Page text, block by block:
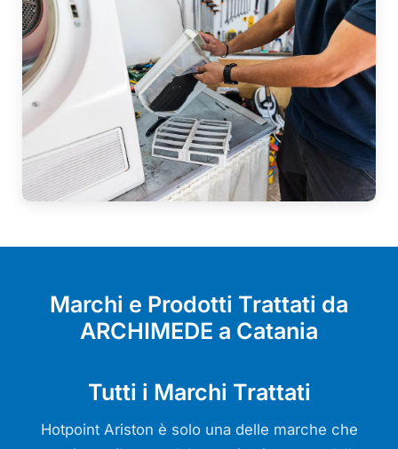
Marchi e Prodotti Trattati da
ARCHIMEDE a Catania
Tutti i Marchi Trattati
Hotpoint Ariston è solo una delle marche che